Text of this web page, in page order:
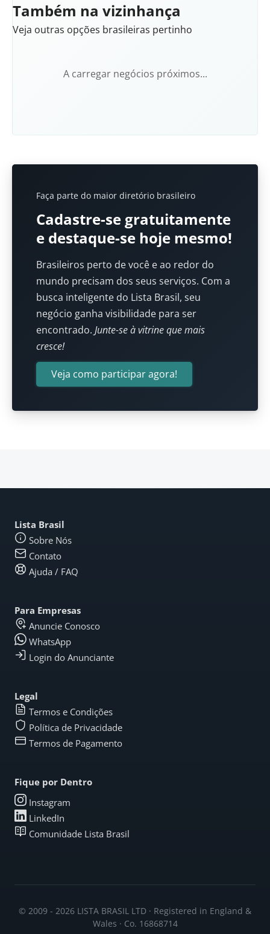
Também na vizinhança
Veja outras opções brasileiras pertinho
A carregar negócios próximos...
Faça parte do maior diretório brasileiro
Cadastre-se gratuitamente
e destaque-se hoje mesmo!
Brasileiros perto de você e ao redor do
mundo precisam dos seus serviços. Com a
busca inteligente do Lista Brasil, seu
negócio ganha visibilidade para ser
encontrado. Junte-se à vitrine que mais
cresce!
Veja como participar agora!
Lista Brasil
Sobre Nós
Contato
Ajuda / FAQ
Para Empresas
Anuncie Conosco
WhatsApp
Login do Anunciante
Legal
Termos e Condições
Política de Privacidade
Termos de Pagamento
Fique por Dentro
Instagram
LinkedIn
Comunidade Lista Brasil
© 2009 - 2026 LISTA BRASIL LTD · Registered in England &
Wales · Co. 16868714